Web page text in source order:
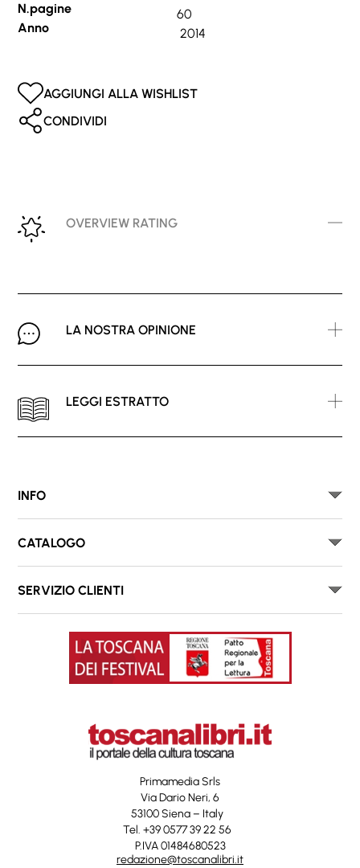
N.pagine
60
Anno
2014
AGGIUNGI ALLA WISHLIST
CONDIVIDI
OVERVIEW RATING
LA NOSTRA OPINIONE
LEGGI ESTRATTO
INFO
CATALOGO
SERVIZIO CLIENTI
Primamedia Srls
Via Dario Neri, 6
53100 Siena – Italy
Tel. +39 0577 39 22 56
P.IVA 01484680523
redazione@toscanalibri.it